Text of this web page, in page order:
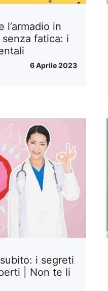
l’armadio in
fatica: i
6 Aprile 2023
i segreti
| Non te li